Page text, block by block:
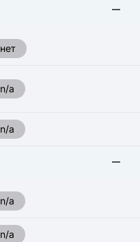
нет
n/a
n/a
n/a
n/a